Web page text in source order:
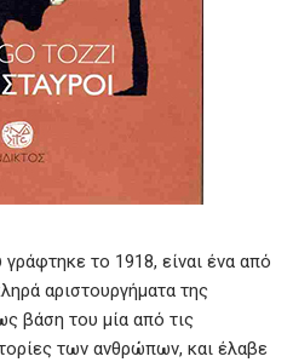
γράφτηκε το 1918, είναι ένα από
αριστουργήματα της
βάση του μία από τις
των ανθρώπων, και έλαβε